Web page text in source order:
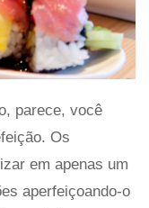
parece, você
Os
em apenas um
aperfeiçoando-o